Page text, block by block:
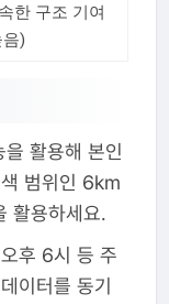
한 구조 기여
)
활용해 본인
범위인 6km
활용하세요.
후 6시 등 주
이터를 동기